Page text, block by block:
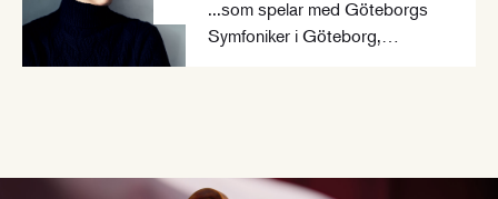
...som spelar med Göteborgs
Symfoniker i Göteborg,